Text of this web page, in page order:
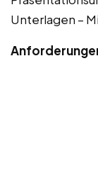
Unterlagen –